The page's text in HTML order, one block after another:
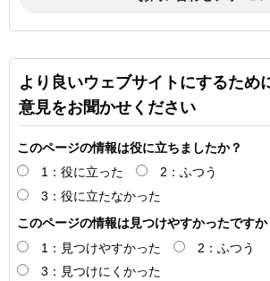
より良いウェブサイトにするため
意見をお聞かせください
このページの情報は役に立ちましたか？
1：役に立った
2：ふつう
3：役に立たなかった
このページの情報は見つけやすかったですか
1：見つけやすかった
2：ふつう
3：見つけにくかった